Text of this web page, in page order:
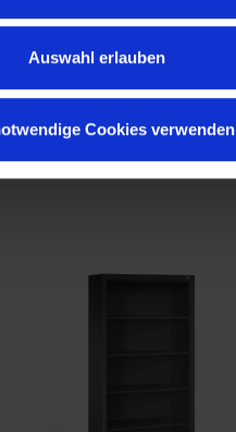
Auswahl erlauben
Cookies verwenden
zł*